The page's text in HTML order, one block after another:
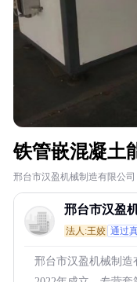
铁管嵌混凝土
邢台市汉盈机械制造有限公司
邢台市汉盈
法人:王姣 通过
邢台市汉盈机械制造